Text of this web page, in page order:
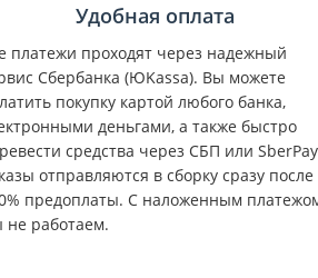
Удобная оплата
платежи проходят через надежный
Сбербанка (ЮKassa). Вы можете
покупку картой любого банка,
деньгами, а также быстро
средства через СБП или
отправляются в сборку сразу после
предоплаты. С наложенным
не работаем.